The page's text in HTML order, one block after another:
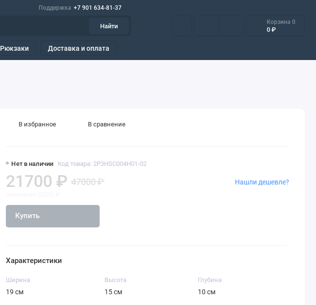
Поддержка +7 901 634-81-37
Найти
Корзина 0
0 ₽
Рюкзаки Доставка и оплата
Нет в наличии Код товара: 2P3HSC004H01-02
21700 ₽ 47000 ₽
Купить
Нашли дешевле?
В избранное В сравнение
Характеристики
Ширина
19 см
Высота
15 см
Глубина
10 см